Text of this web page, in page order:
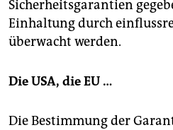
Sicherheitsgarantien
Einhaltung durch
überwacht werden.
Die USA, die EU …
Die Bestimmung der